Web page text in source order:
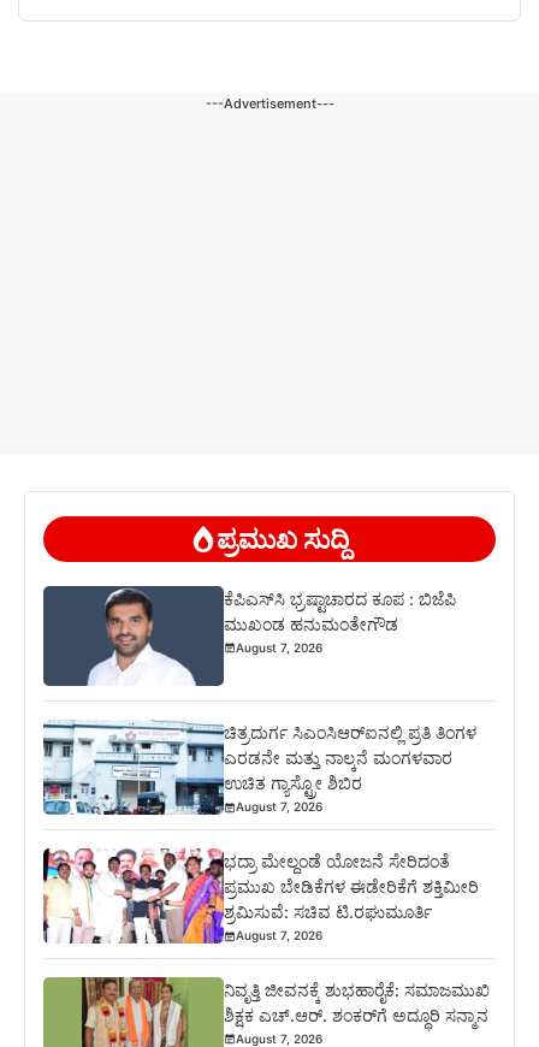
---Advertisement---
ಪ್ರಮುಖ ಸುದ್ದಿ
ಕೆಪಿಎಸ್‍ಸಿ ಭ್ರಷ್ಟಾಚಾರದ ಕೂಪ : ಬಿಜೆಪಿ
ಮುಖಂಡ ಹನುಮಂತೇಗೌಡ
August 7, 2026
ಚಿತ್ರದುರ್ಗ ಸಿಎಂಸಿಆರ್‍ಐನಲ್ಲಿ ಪ್ರತಿ ತಿಂಗಳ
ಎರಡನೇ ಮತ್ತು ನಾಲ್ಕನೆ ಮಂಗಳವಾರ
ಉಚಿತ ಗ್ಯಾಸ್ಟ್ರೋ ಶಿಬಿರ
August 7, 2026
ಭದ್ರಾ ಮೇಲ್ದಂಡೆ ಯೋಜನೆ ಸೇರಿದಂತೆ
ಪ್ರಮುಖ ಬೇಡಿಕೆಗಳ ಈಡೇರಿಕೆಗೆ ಶಕ್ತಿಮೀರಿ
ಶ್ರಮಿಸುವೆ: ಸಚಿವ ಟಿ.ರಘುಮೂರ್ತಿ
August 7, 2026
ನಿವೃತ್ತಿ ಜೀವನಕ್ಕೆ ಶುಭಹಾರೈಕೆ: ಸಮಾಜಮುಖಿ
ಶಿಕ್ಷಕ ಎಚ್.ಆರ್. ಶಂಕರ್‌ಗೆ ಅದ್ಧೂರಿ ಸನ್ಮಾನ
August 7, 2026